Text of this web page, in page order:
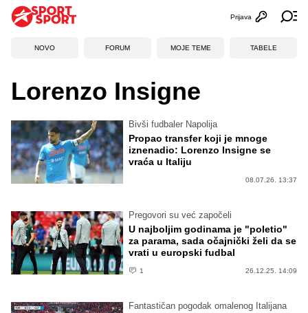
Otvori
Prijava
NOVO FORUM MOJE TEME TABELE
Lorenzo Insigne
Bivši fudbaler Napolija
Propao transfer koji je mnoge
iznenadio: Lorenzo Insigne se
vraća u Italiju
08.07.26. 13:37
Pregovori su već započeli
U najboljim godinama je "poletio"
za parama, sada očajnički želi da se
vrati u europski fudbal
1 26.12.25. 14:09
Fantastičan pogodak omalenog Italijana